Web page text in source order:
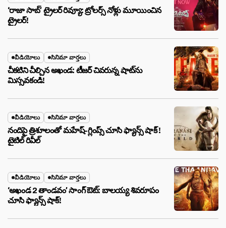
‘రాజా సాబ్’ ట్రైలర్ రివ్యూ: ట్రోలర్స్ నోళ్లు మూయించిన
ట్రైలర్!
వీడియోలు సినిమా వార్తలు
చీకటిని చీల్చిన అఖండ: టీజర్ చివరున్న షాట్‌ను
మిస్సవకండి!
వీడియోలు సినిమా వార్తలు
నందిపై త్రిశూలంతో మహేష్-గ్లింప్స్ చూసి ఫ్యాన్స్ షాక్ !
టైటిల్ రివీల్
వీడియోలు సినిమా వార్తలు
‘అఖండ 2 తాండవం’ సాంగ్ ఔట్: బాలయ్య శివరూపం
చూసి ఫ్యాన్స్ షాక్!